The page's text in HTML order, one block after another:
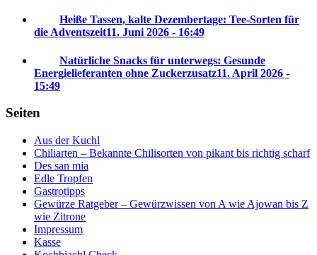
Heiße Tassen, kalte Dezembertage: Tee-Sorten für
die Adventszeit11. Juni 2026 - 16:49
Natürliche Snacks für unterwegs: Gesunde
Energielieferanten ohne Zuckerzusatz11. April 2026 -
15:49
Seiten
Aus der Kuchl
Chiliarten – Bekannte Chilisorten von pikant bis richtig scharf
Des san mia
Edle Tropfen
Gastrotipps
Gewürze Ratgeber – Gewürzwissen von A wie Ajowan bis Z
wie Zitrone
Impressum
Kasse